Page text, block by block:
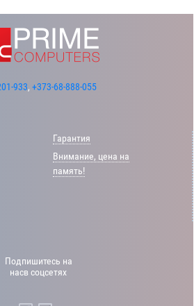
933, +373-68-888-055
Гарантия
Внимание, цена на
память!
Подпишитесь на
насв соцсетях